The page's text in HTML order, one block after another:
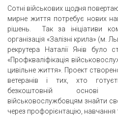
Сотні військових щодня
мирне життя потребує нових
рішень. Так за ініціативи
організація «Залізні крила» (м.
рекрутера Наталії Янів було
«Профкваліфікація
цивільне життя». Проект
ветеранів і тих, хто
безкоштовній основі
військовослужбовцям знайти
через профорієнтацію, навчання